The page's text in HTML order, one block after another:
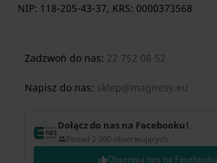
NIP: 118-205-43-37, KRS: 0000373568
Zadzwoń do nas: 22 752 08 52
Napisz do nas: sklep@magnesy.eu
Dołącz do nas na Facebooku!
Ponad 2 000 obserwujących
Obserwuj nas na Facebooku